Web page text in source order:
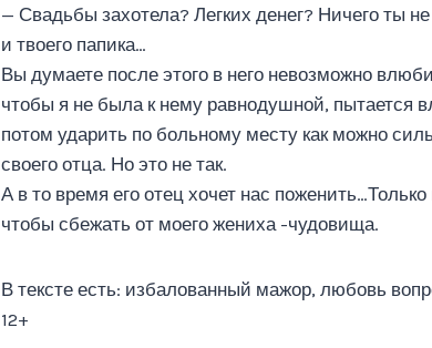
— Свадьбы захотела? Легких денег? Ничего ты
и твоего папика…
Вы думаете после этого в него невозможно
чтобы я не была к нему равнодушной, пытается
потом ударить по больному месту как можно
своего отца. Но это не так.
А в то время его отец хочет нас
чтобы сбежать от моего жениха -чудовища.
В тексте есть: избалованный мажор, любовь
12+